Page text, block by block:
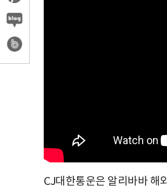
CJ대한통운은 알리바바 해